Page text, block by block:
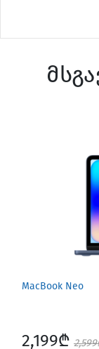
MacBook Neo
2,199₾